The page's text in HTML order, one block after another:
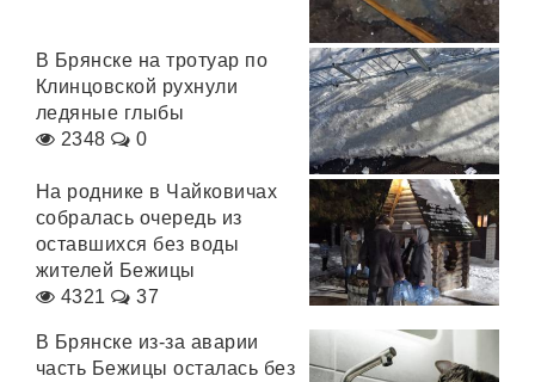
В Брянске на тротуар по
Клинцовской рухнули
ледяные глыбы
2348
0
На роднике в Чайковичах
собралась очередь из
оставшихся без воды
жителей Бежицы
4321
37
В Брянске из-за аварии
часть Бежицы осталась без